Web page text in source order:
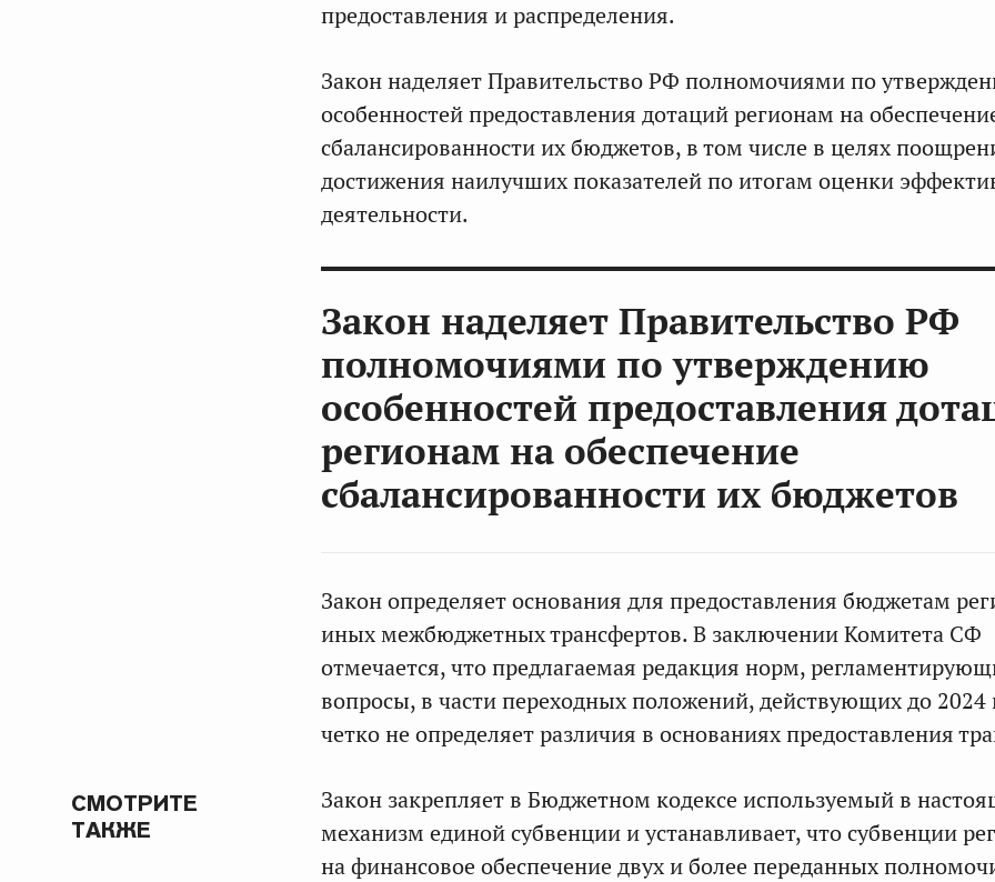
предоставления и распределения.
Закон наделяет Правительство РФ полномочиями по
особенностей предоставления дотаций регионам на
сбалансированности их бюджетов, в том числе в целях
достижения наилучших показателей по итогам оценки
деятельности.
Закон наделяет Правительство РФ
полномочиями по утверждению
особенностей предоставления
регионам на обеспечение
сбалансированности их бюджетов
Закон определяет основания для предоставления бюджетам
иных межбюджетных трансфертов. В заключении Комитета СФ
отмечается, что предлагаемая редакция норм,
вопросы, в части переходных положений, действующих до 2024
четко не определяет различия в основаниях предоставления
СМОТРИТЕ
ТАКЖЕ
Закон закрепляет в Бюджетном кодексе используемый в
механизм единой субвенции и устанавливает, что субвенции
на финансовое обеспечение двух и более переданных